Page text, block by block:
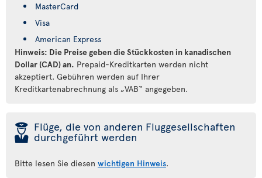
MasterCard
Visa
American Express
Hinweis: Die Preise geben die Stückkosten in kanadischen
Dollar (CAD) an. Prepaid-Kreditkarten werden nicht
akzeptiert. Gebühren werden auf Ihrer
Kreditkartenabrechnung als „VAB“ angegeben.
þ Flüge, die von anderen Fluggesellschaften
durchgeführt werden
Bitte lesen Sie diesen wichtigen Hinweis.